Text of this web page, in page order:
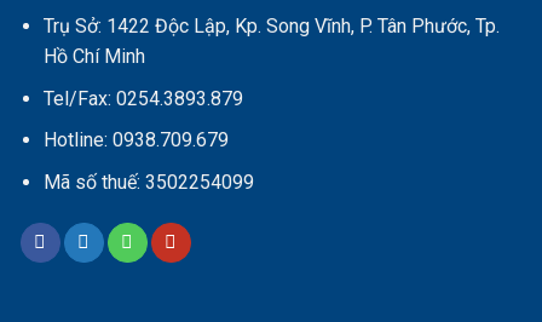
Trụ Sở: 1422 Độc Lập, Kp. Song Vĩnh, P. Tân Phước, Tp.
Hồ Chí Minh
Tel/Fax: 0254.3893.879
Hotline: 0938.709.679
Mã số thuế: 3502254099